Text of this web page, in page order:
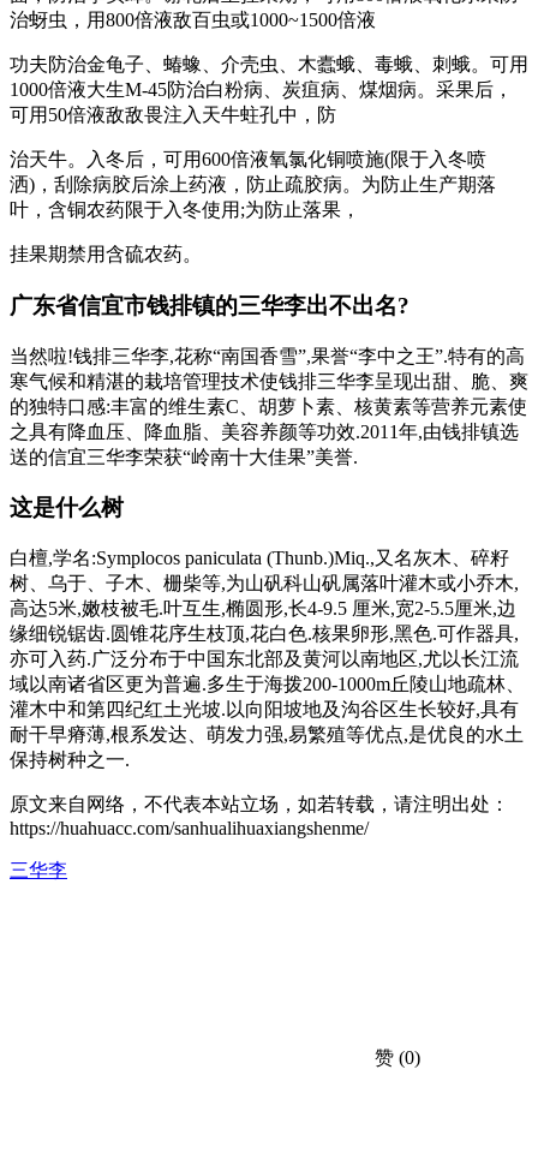
治蚜虫，用800倍液敌百虫或1000~1500倍液
功夫防治金龟子、蝽蟓、介壳虫、木蠹蛾、毒蛾、刺蛾。可用
1000倍液大生M-45防治白粉病、炭疽病、煤烟病。采果后，
可用50倍液敌敌畏注入天牛蛀孔中，防
治天牛。入冬后，可用600倍液氧氯化铜喷施(限于入冬喷
洒)，刮除病胶后涂上药液，防止疏胶病。为防止生产期落
叶，含铜农药限于入冬使用;为防止落果，
挂果期禁用含硫农药。
广东省信宜市钱排镇的三华李出不出名?
当然啦!钱排三华李,花称“南国香雪”,果誉“李中之王”.特有的高
寒气候和精湛的栽培管理技术使钱排三华李呈现出甜、脆、爽
的独特口感:丰富的维生素C、胡萝卜素、核黄素等营养元素使
之具有降血压、降血脂、美容养颜等功效.2011年,由钱排镇选
送的信宜三华李荣获“岭南十大佳果”美誉.
这是什么树
白檀,学名:Symplocos paniculata (Thunb.)Miq.,又名灰木、碎籽
树、乌于、子木、栅柴等,为山矾科山矾属落叶灌木或小乔木,
高达5米,嫩枝被毛.叶互生,椭圆形,长4-9.5 厘米,宽2-5.5厘米,边
缘细锐锯齿.圆锥花序生枝顶,花白色.核果卵形,黑色.可作器具,
亦可入药.广泛分布于中国东北部及黄河以南地区,尤以长江流
域以南诸省区更为普遍.多生于海拨200-1000m丘陵山地疏林、
灌木中和第四纪红土光坡.以向阳坡地及沟谷区生长较好,具有
耐干早瘠薄,根系发达、萌发力强,易繁殖等优点,是优良的水土
保持树种之一.
原文来自网络，不代表本站立场，如若转载，请注明出处：
https://huahuacc.com/sanhualihuaxiangshenme/
三华李
赞 (0)